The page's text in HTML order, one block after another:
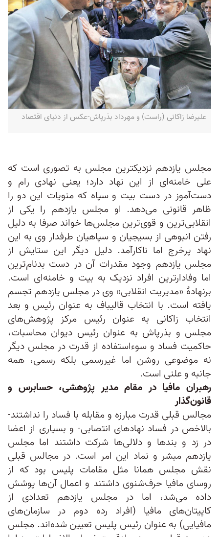
علیرضا زاکانی (راست) و مهرداد بذرپاش-عکس از دنیای اقتصاد
مجلس یازدهم نزدیکترین مجلس به تصوری است که
علی خامنه‌ای از این نهاد دارد؛ یعنی نهادی رام و
دست‌آموز در دست بیت و سپاه که منویات این دو را
ظاهر قانونی می‌دهد. او مجلس یازدهم را یکی از
انقلابی‌ترین و قوی‌ترین مجلس‌ها خواند صرفا به دلیل
رفتن انبوهی از بسیجیان و سپاهیان طرفدار وی به این
نهاد پرخرج اما ناکارآمد. دلیل دیگر این ستایش از
مجلس یازدهم وجود مقدرات آن در دست بدنام‌ترین
اما وفادارترین افراد نزدیک به بیت و خامنه‌ای است.
برنهادهٔ «مدیریت انقلابی» وی در مجلس یازدهم تجسم
یافته است. با انتخاب قالیباف به عنوان رئیس و بعد
انتخاب زاکانی به عنوان رئیس مرکز پژوهش‌های
مجلس و بذرپاش به عنوان رئیس دیوان محاسبات،
حاکمیت فساد و سوءاستفاده از قدرت در مجلس دیگر
نه موضوعی روشن اما غیررسمی بلکه رسمی، همه
جانبه و علنی است.
رهبران مافیا در مقام مدیر پژوهشی، حسابرس و
قانون‌گذار
مجالس قبلی قدرت مبارزه و مقابله با فساد را نداشتند-
بالاخص در فساد نهادهای انتصابی- و بسیاری از اعضا
در زد و بندها و دلالی‌ها شرکت داشتند اما مجلس
یازدهم مبشر و نماد این امر است. در مجالس قبلی
نقش مجلس همانا مثل مقامات پلیس بود که از
روسای مافیا حرف‌شنوی داشتند و اعمال آن‌ها پوشش
داده می‌شد، اما در مجلس یازدهم تعدادی از
کاپیتان‌های مافیا (افراد رده دوم در سازمان‌های
مافیایی) به عنوان رئیس پلیس تعیین شده‌اند. مجلس